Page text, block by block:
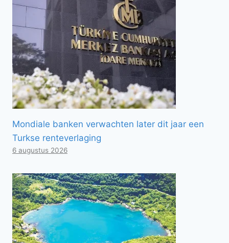
Mondiale banken verwachten later dit jaar een
Turkse renteverlaging
6 augustus 2026